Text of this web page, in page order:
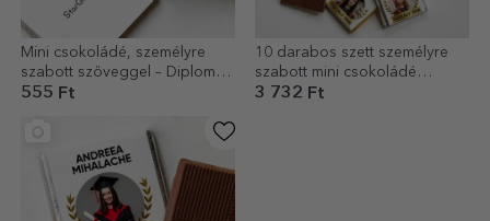
Mini csokoládé, személyre
szabott szöveggel – Diplomás
vagyok
555 Ft
10 darabos szett személyre
szabott mini csokoládé
szöveggel és fotóval
3 732 Ft